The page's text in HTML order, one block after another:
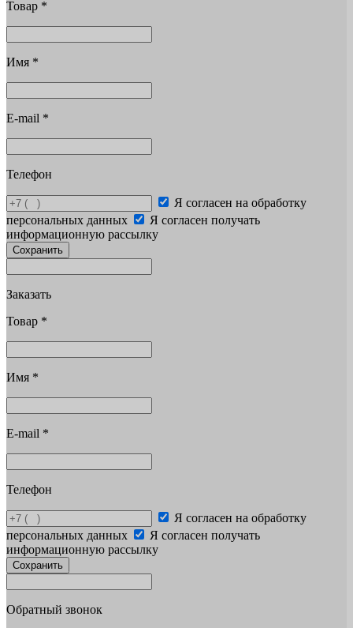
Товар *
Имя *
E-mail *
Телефон
Я согласен на обработку
персональных данных
Я согласен получать
информационную рассылку
Сохранить
Заказать
Товар *
Имя *
E-mail *
Телефон
Я согласен на обработку
персональных данных
Я согласен получать
информационную рассылку
Сохранить
Обратный звонок